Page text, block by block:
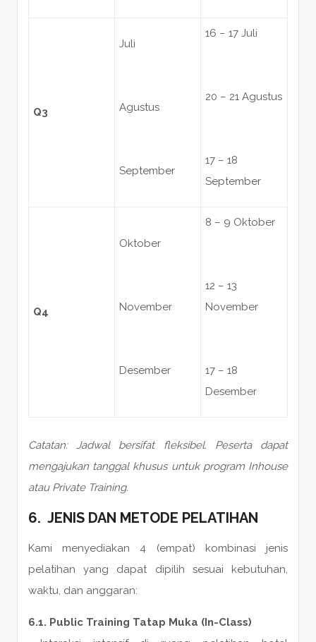
Q3
Juli
Agustus
September
16 – 17 Juli
20 – 21 Agustus
17 – 18
September
Q4
Oktober
November
Desember
8 – 9 Oktober
12 – 13
November
17 – 18
Desember
Catatan: Jadwal bersifat fleksibel. Peserta dapat
mengajukan tanggal khusus untuk program Inhouse
atau Private Training.
6. JENIS DAN METODE PELATIHAN
Kami menyediakan 4 (empat) kombinasi jenis
pelatihan yang dapat dipilih sesuai kebutuhan,
waktu, dan anggaran:
6.1. Public Training Tatap Muka (In-Class)